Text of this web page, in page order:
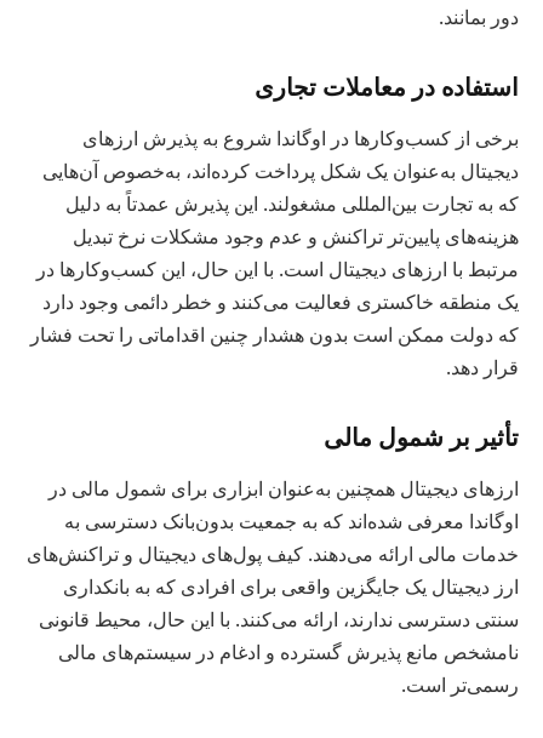
دور بمانند.
استفاده در معاملات تجاری
برخی از کسب‌وکارها در اوگاندا شروع به پذیرش ارزهای
دیجیتال به‌عنوان یک شکل پرداخت کرده‌اند، به‌خصوص آن‌هایی
که به تجارت بین‌المللی مشغولند. این پذیرش عمدتاً به دلیل
هزینه‌های پایین‌تر تراکنش و عدم وجود مشکلات نرخ تبدیل
مرتبط با ارزهای دیجیتال است. با این حال، این کسب‌وکارها در
یک منطقه خاکستری فعالیت می‌کنند و خطر دائمی وجود دارد
که دولت ممکن است بدون هشدار چنین اقداماتی را تحت فشار
قرار دهد.
تأثیر بر شمول مالی
ارزهای دیجیتال همچنین به‌عنوان ابزاری برای شمول مالی در
اوگاندا معرفی شده‌اند که به جمعیت بدون‌بانک دسترسی به
خدمات مالی ارائه می‌دهند. کیف پول‌های دیجیتال و تراکنش‌های
ارز دیجیتال یک جایگزین واقعی برای افرادی که به بانکداری
سنتی دسترسی ندارند، ارائه می‌کنند. با این حال، محیط قانونی
نامشخص مانع پذیرش گسترده و ادغام در سیستم‌های مالی
رسمی‌تر است.